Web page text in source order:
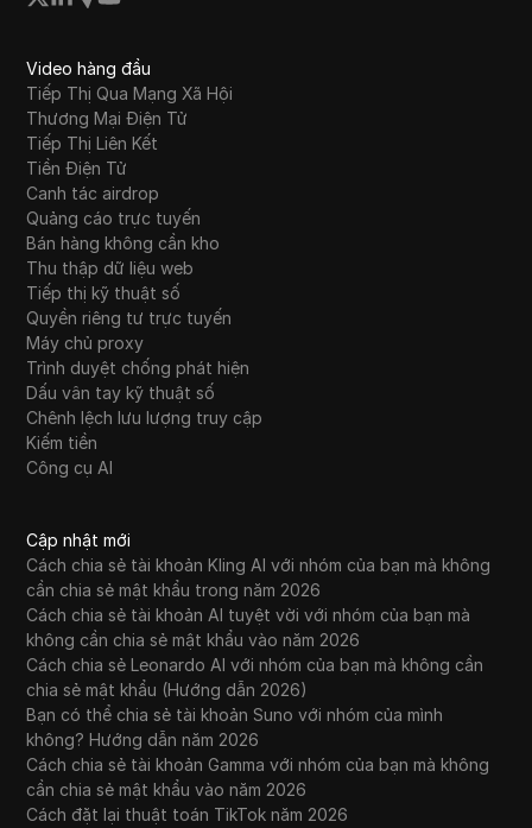
Video hàng đầu
Tiếp Thị Qua Mạng Xã Hội
Thương Mại Điện Tử
Tiếp Thị Liên Kết
Tiền Điện Tử
Canh tác airdrop
Quảng cáo trực tuyến
Bán hàng không cần kho
Thu thập dữ liệu web
Tiếp thị kỹ thuật số
Quyền riêng tư trực tuyến
Máy chủ proxy
Trình duyệt chống phát hiện
Dấu vân tay kỹ thuật số
Chênh lệch lưu lượng truy cập
Kiếm tiền
Công cụ AI
Cập nhật mới
Cách chia sẻ tài khoản Kling AI với nhóm của bạn mà không
cần chia sẻ mật khẩu trong năm 2026
Cách chia sẻ tài khoản AI tuyệt vời với nhóm của bạn mà
không cần chia sẻ mật khẩu vào năm 2026
Cách chia sẻ Leonardo AI với nhóm của bạn mà không cần
chia sẻ mật khẩu (Hướng dẫn 2026)
Bạn có thể chia sẻ tài khoản Suno với nhóm của mình
không? Hướng dẫn năm 2026
Cách chia sẻ tài khoản Gamma với nhóm của bạn mà không
cần chia sẻ mật khẩu vào năm 2026
Cách đặt lại thuật toán TikTok năm 2026